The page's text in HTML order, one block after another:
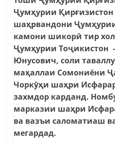
Ҷумҳурии
шаҳрвандони
камони шикорӣ тир
Ҷумҳурии Тоҷикистон
Юнусович, соли
маҳаллаи Сомониёни
Чоркӯҳи шаҳри
захмдор карданд.
марказии шаҳри
ва вазъи саломатиаш
мегардад.